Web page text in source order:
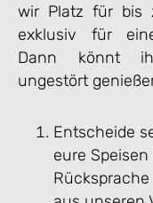
wir Platz für bis
exklusiv für
Dann könnt
ungestört
Entscheide
eure